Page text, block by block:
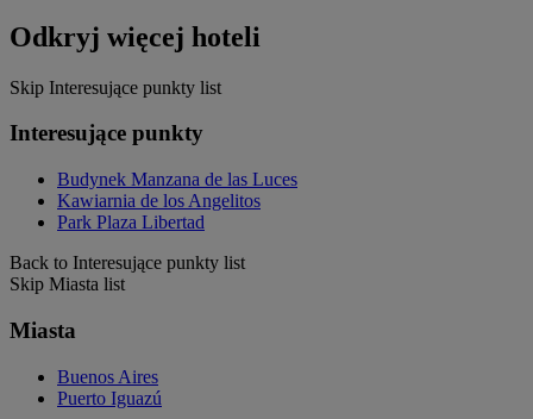
Odkryj więcej hoteli
Skip Interesujące punkty list
Interesujące punkty
Budynek Manzana de las Luces
Kawiarnia de los Angelitos
Park Plaza Libertad
Back to Interesujące punkty list
Skip Miasta list
Miasta
Buenos Aires
Puerto Iguazú